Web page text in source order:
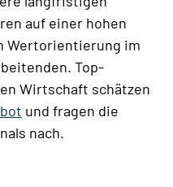
auf einer hohen
Wertorientierung im
Top-
Wirtschaft schätzen
und fragen die
nach.